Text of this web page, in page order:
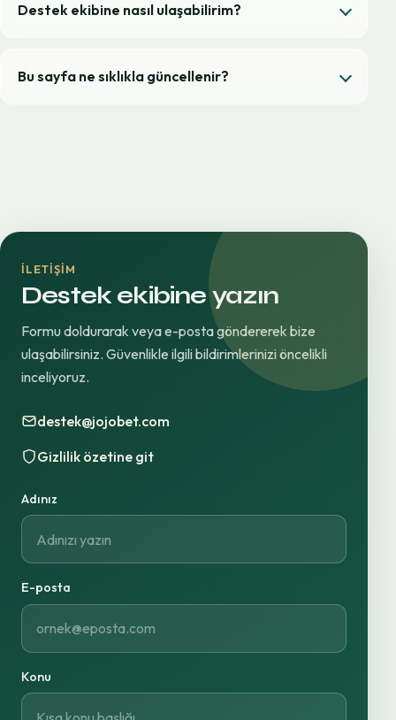
Destek ekibine nasıl ulaşabilirim?
Bu sayfa ne sıklıkla güncellenir?
İLETIŞIM
Destek ekibine yazın
Formu doldurarak veya e-posta göndererek bize
ulaşabilirsiniz. Güvenlikle ilgili bildirimlerinizi öncelikli
inceliyoruz.
destek@jojobet.com
Gizlilik özetine git
Adınız
E-posta
Konu